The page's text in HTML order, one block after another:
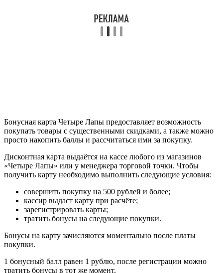
Бонусная карта Четыре Лапы предоставляет возможность
покупать товары с существенными скидками, а также можно
просто накопить баллы и рассчитаться ими за покупку.
Дисконтная карта выдаётся на кассе любого из магазинов
«Четыре Лапы» или у менеджера торговой точки. Чтобы
получить карту необходимо выполнить следующие условия:
совершить покупку на 500 рублей и более;
кассир выдаст карту при расчёте;
зарегистрировать карты;
тратить бонусы на следующие покупки.
Бонусы на карту зачисляются моментально после платы
покупки.
1 бонусный балл равен 1 рублю, после регистрации можно
тратить бонусы в тот же момент.